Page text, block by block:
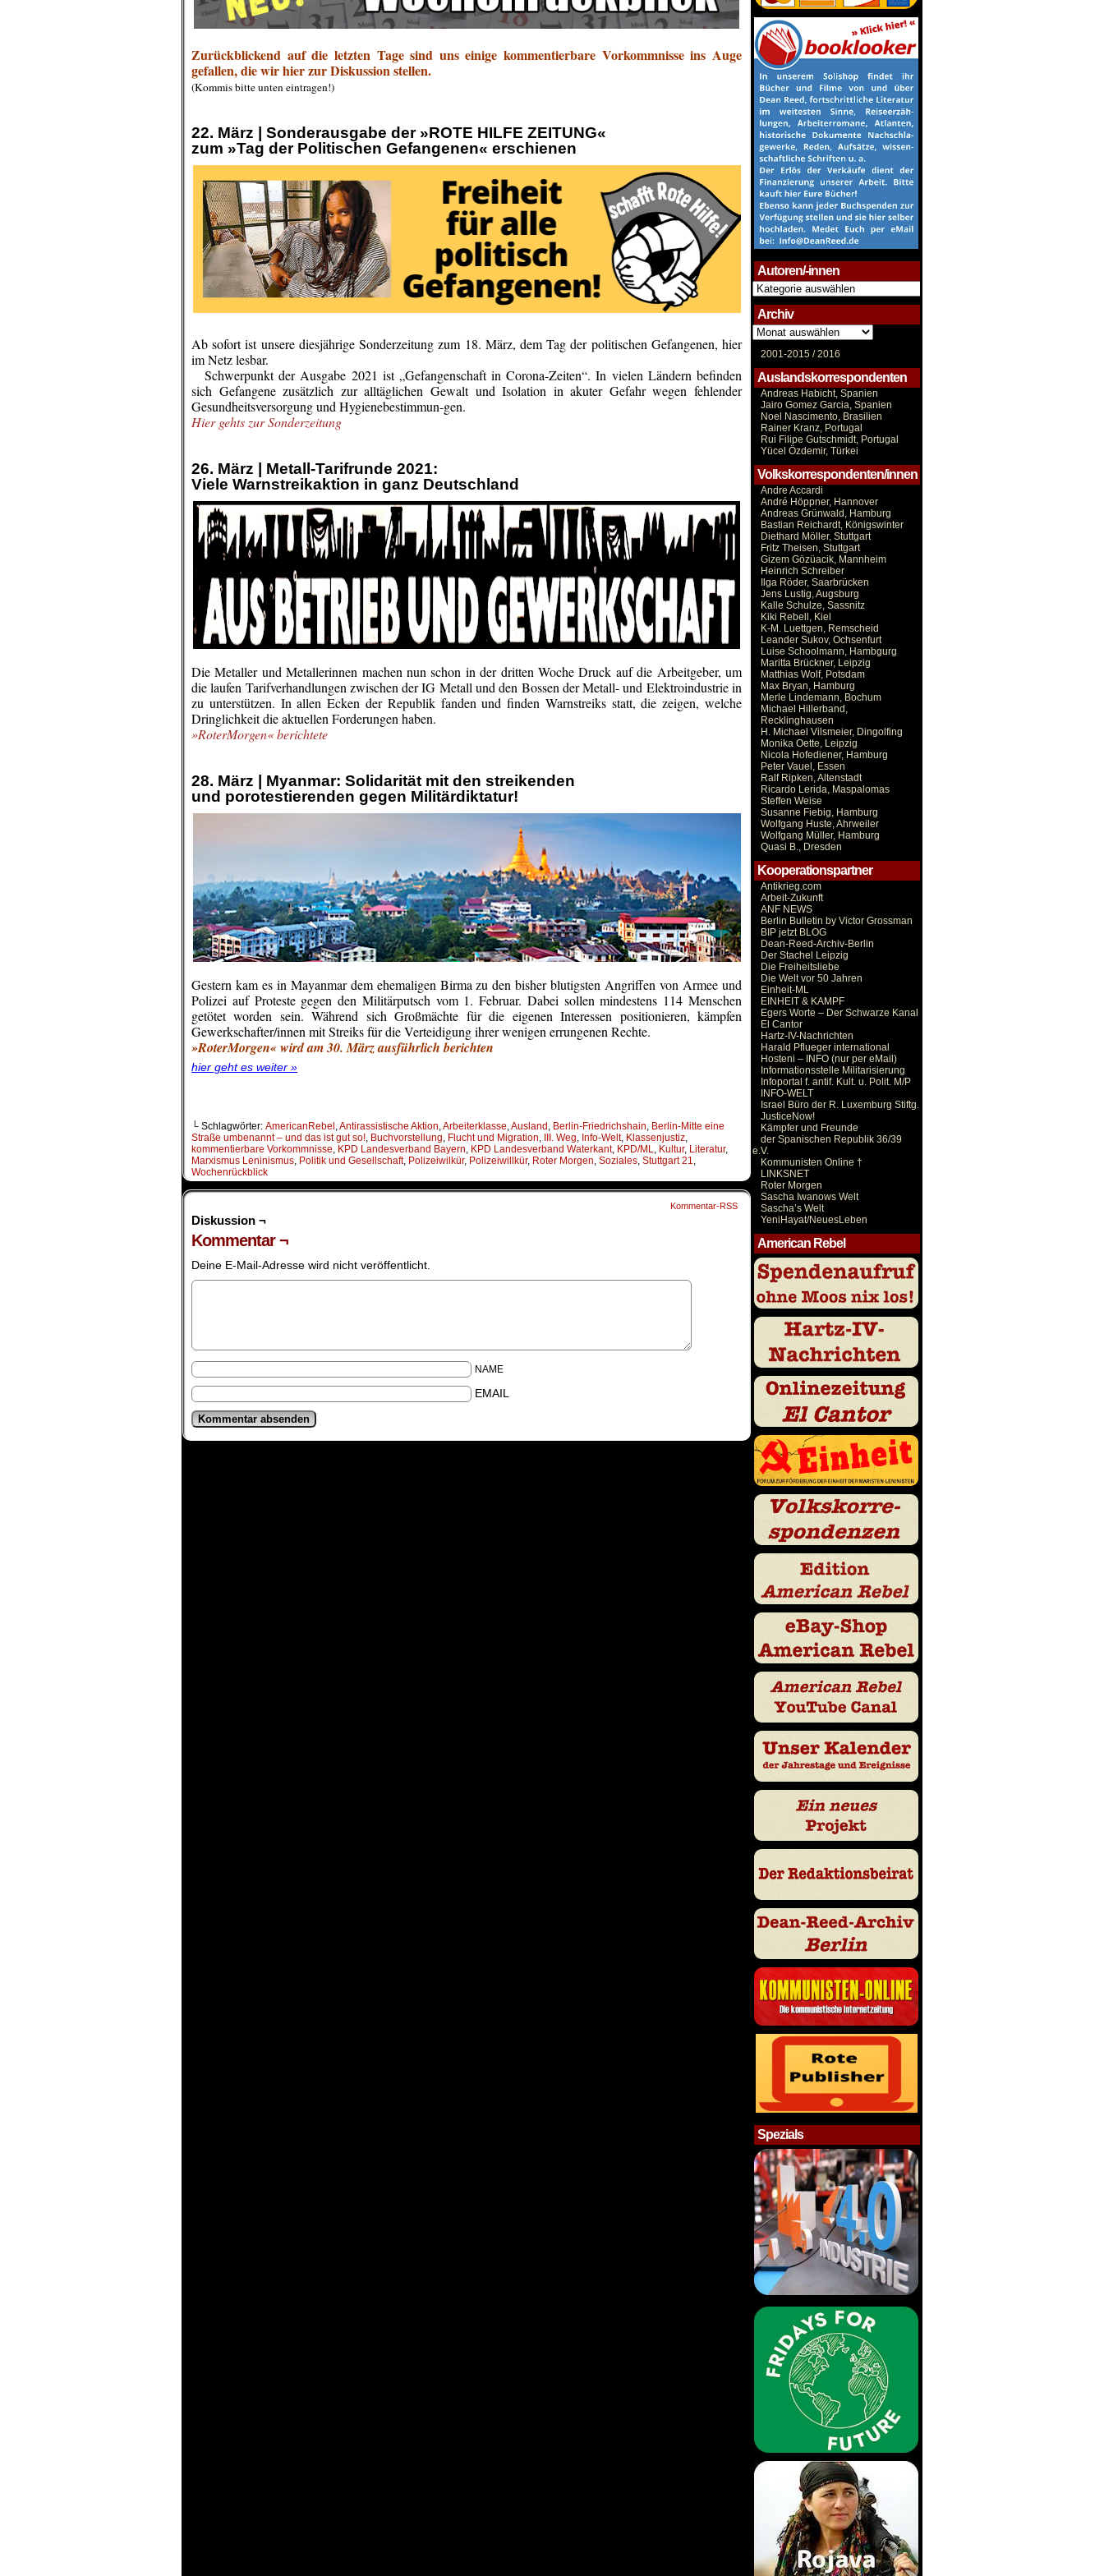
Zurückblickend auf die letzten Tage sind uns einige kommentierbare Vorkommnisse ins Auge
gefallen, die wir hier zur Diskussion stellen.
(Kommis bitte unten eintragen!)
22. März | Sonderausgabe der »ROTE HILFE ZEITUNG«
zum »Tag der Politischen Gefangenen« erschienen
Ab sofort ist unsere diesjährige Sonderzeitung zum 18. März, dem Tag der politischen Gefangenen, hier
im Netz lesbar.
Schwerpunkt der Ausgabe 2021 ist „Gefangenschaft in Corona-Zeiten“. In vielen Ländern befinden
sich Gefangene zusätzlich zur alltäglichen Gewalt und Isolation in akuter Gefahr wegen fehlender
Gesundheitsversorgung und Hygienebestimmun-gen.
Hier gehts zur Sonderzeitung
26. März | Metall-Tarifrunde 2021:
Viele Warnstreikaktion in ganz Deutschland
Die Metaller und Metallerinnen machen nun schon in der dritten Woche Druck auf die Arbeitgeber, um
die laufen Tarifverhandlungen zwischen der IG Metall und den Bossen der Metall- und Elektroindustrie in
zu unterstützen. In allen Ecken der Republik fanden und finden Warnstreiks statt, die zeigen, welche
Dringlichkeit die aktuellen Forderungen haben.
»RoterMorgen« berichtete
28. März | Myanmar: Solidarität mit den streikenden
und porotestierenden gegen Militärdiktatur!
Gestern kam es in Mayanmar dem ehemaligen Birma zu den bisher blutigsten Angriffen von Armee und
Polizei auf Proteste gegen den Militärputsch vom 1. Februar. Dabei sollen mindestens 114 Menschen
getötet worden sein. Während sich Großmächte für die eigenen Interessen positionieren, kämpfen
Gewerkschafter/innen mit Streiks für die Verteidigung ihrer wenigen errungenen Rechte.
»RoterMorgen« wird am 30. März ausführlich berichten
hier geht es weiter »
└ Schlagwörter: AmericanRebel Antirassistische Aktion Arbeiterklasse Ausland Berlin-Friedrichshain Berlin-Mitte eine
Straße umbenannt – und das ist gut so! Buchvorstellung Flucht und Migration III. Weg Info-Welt, Klassenjustiz
kommentierbare Vorkommnisse KPD Landesverband Bayern KPD Landesverband Waterkant, KPD/ML Kultur, Literatur,
Marxismus Leninismus Politik und Gesellschaft, Polizeiwilkür, Polizeiwillkür, Roter Morgen Soziales Stuttgart 21
Wochenrückblick
Kommentar-RSS
Diskussion ¬
Kommentar ¬
Deine E-Mail-Adresse wird nicht veröffentlicht.
NAME
EMAIL
Autoren/-innen
Autoren/-
innen
Archiv
Archiv
2001-2015 /2016
Auslandskorrespondenten
Andreas Habicht, Spanien
Jairo Gomez Garcia, Spanien
Noel Nascimento, Brasilien
Rainer Kranz, Portugal
Rui Filipe Gutschmidt, Portugal
Yücel Özdemir, Türkei
Volkskorrespondenten/innen
Andre Accardi
André Höppner, Hannover
Andreas Grünwald, Hamburg
Bastian Reichardt, Königswinter
Diethard Möller, Stuttgart
Fritz Theisen, Stuttgart
Gizem Gözüacik, Mannheim
Heinrich Schreiber
Ilga Röder, Saarbrücken
Jens Lustig, Augsburg
Kalle Schulze, Sassnitz
Kiki Rebell, Kiel
K-M. Luettgen, Remscheid
Leander Sukov, Ochsenfurt
Luise Schoolmann, Hambgurg
Maritta Brückner, Leipzig
Matthias Wolf, Potsdam
Max Bryan, Hamburg
Merle Lindemann, Bochum
Michael Hillerband,
Recklinghausen
H. Michael Vilsmeier, Dingolfing
Monika Oette, Leipzig
Nicola Hofediener, Hamburg
Peter Vauel, Essen
Ralf Ripken, Altenstadt
Ricardo Lerida, Maspalomas
Steffen Weise
Susanne Fiebig, Hamburg
Wolfgang Huste, Ahrweiler
Wolfgang Müller, Hamburg
Quasi B., Dresden
Kooperationspartner
Antikrieg.com
Arbeit-Zukunft
ANF NEWS
Berlin Bulletin by Victor Grossman
BIP jetzt BLOG
Dean-Reed-Archiv-Berlin
Der Stachel Leipzig
Die Freiheitsliebe
Die Welt vor 50 Jahren
Einheit-ML
EINHEIT & KAMPF
Egers Worte – Der Schwarze Kanal
El Cantor
Hartz-IV-Nachrichten
Harald Pflueger international
Hosteni – INFO (nur per eMail)
Informationsstelle Militarisierung
Infoportal f. antif. Kult. u. Polit. M/P
INFO-WELT
Israel Büro der R. Luxemburg Stiftg.
JusticeNow!
Kämpfer und Freunde
der Spanischen Republik 36/39
e.V.
Kommunisten Online †
LINKSNET
Roter Morgen
Sascha Iwanows Welt
Sascha’s Welt
YeniHayat/NeuesLeben
American Rebel
Spezials